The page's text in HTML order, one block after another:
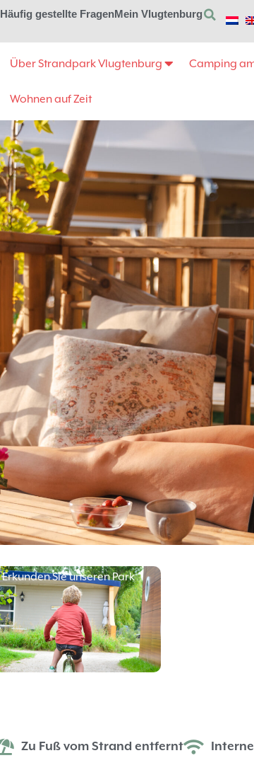
Häufig gestellte FragenMein Vlugtenburg
Über Strandpark Vlugtenburg Camping
Wohnen auf Zeit
Erkunden Sie unseren Park
Zu Fuß vom Strand entfernt